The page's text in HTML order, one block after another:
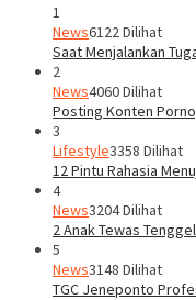
1
News6122 Dilihat
Saat Menjalankan
2
News4060 Dilihat
Posting Konten
3
Lifestyle3358 Dilihat
12 Pintu Rahasia
4
News3204 Dilihat
2 Anak Tewas
5
News3148 Dilihat
TGC Jeneponto